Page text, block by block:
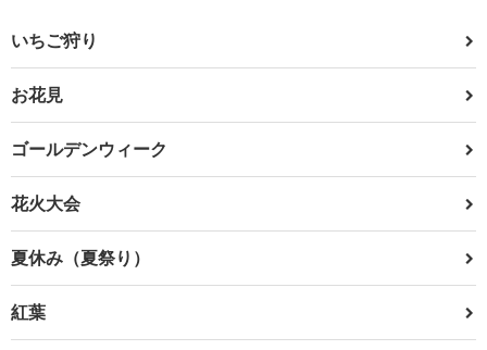
いちご狩り
お花見
ゴールデンウィーク
花火大会
夏休み（夏祭り）
紅葉